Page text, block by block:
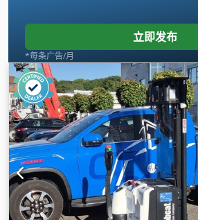
立即发布
*每条广告/月